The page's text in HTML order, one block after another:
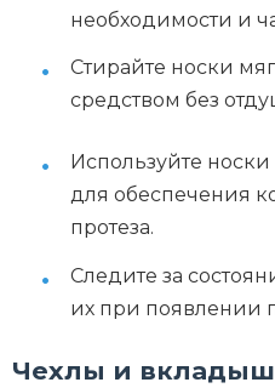
необходимости и
Стирайте носки
средством без
Используйте
для обеспечения
протеза.
Следите за
их при появлении
Чехлы и